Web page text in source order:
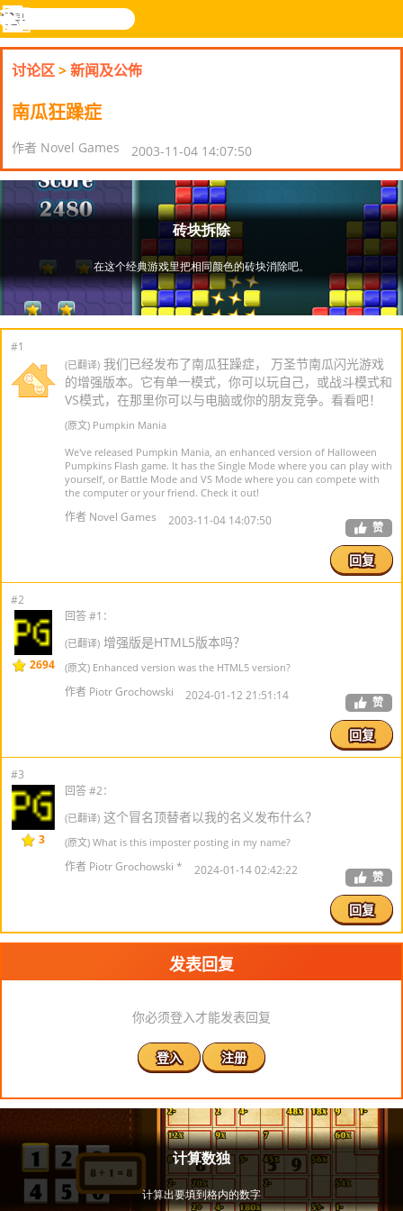
乐和游
搜
寻
登入
功
能
讨论区>新闻及公佈
南瓜狂躁症
作者 Novel Games 2003-11-04 14:07:50
#1
(已翻译) 我们已经发布了南瓜狂躁症， 万圣节南瓜闪光游戏
的增强版本。它有单一模式，你可以玩自己，或战斗模式和
VS模式，在那里你可以与电脑或你的朋友竞争。看看吧！
(原文) Pumpkin Mania
We've released Pumpkin Mania, an enhanced version of Halloween
Pumpkins Flash game. It has the Single Mode where you can play with
yourself, or Battle Mode and VS Mode where you can compete with
the computer or your friend. Check it out!
作者 Novel Games 2003-11-04 14:07:50 赞
回复
#2
2694
回答 #1：
(已翻译) 增强版是HTML5版本吗？
(原文) Enhanced version was the HTML5 version?
作者 Piotr Grochowski 2024-01-12 21:51:14 赞
回复
#3
3
回答 #2：
(已翻译) 这个冒名顶替者以我的名义发布什么？
(原文) What is this imposter posting in my name?
作者 Piotr Grochowski * 2024-01-14 02:42:22 赞
回复
发表回复
你必须登入才能发表回复
登入 注册